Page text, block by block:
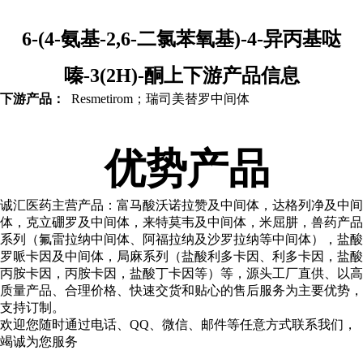
6-(4-氨基-2,6-二氯苯氧基)-4-异丙基哒
嗪-3(2H)-酮上下游产品信息
下游产品： Resmetirom；瑞司美替罗中间体
优势产品
诚汇医药主营产品：富马酸沃诺拉赞及中间体，达格列净及中间
体，克立硼罗及中间体，来特莫韦及中间体，米屈肼，兽药产品
系列（氟雷拉纳中间体、阿福拉纳及沙罗拉纳等中间体），盐酸
罗哌卡因及中间体，局麻系列（盐酸利多卡因、利多卡因，盐酸
丙胺卡因，丙胺卡因，盐酸丁卡因等）等，源头工厂直供、以高
质量产品、合理价格、快速交货和贴心的售后服务为主要优势，
支持订制。
欢迎您随时通过电话、QQ、微信、邮件等任意方式联系我们，
竭诚为您服务